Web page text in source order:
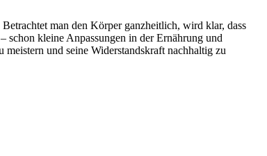
man den Körper ganzheitlich, wird klar, dass
kleine Anpassungen in der Ernährung und
und seine Widerstandskraft nachhaltig zu